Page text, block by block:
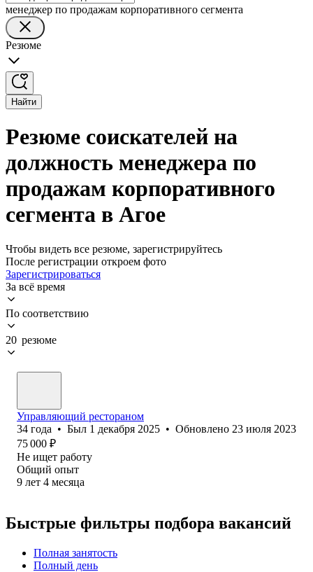
менеджер по продажам корпоративного сегмента
Резюме
Найти
Резюме соискателей на
должность менеджера по
продажам корпоративного
сегмента в Агое
Чтобы видеть все резюме, зарегистрируйтесь
После регистрации откроем фото
Зарегистрироваться
За всё время
По соответствию
20 резюме
Управляющий рестораном
34 года • Был 1 декабря 2025 • Обновлено 23 июля 2023
75 000 ₽
Не ищет работу
Общий опыт
9 лет 4 месяца
Быстрые фильтры подбора вакансий
Полная занятость
Полный день